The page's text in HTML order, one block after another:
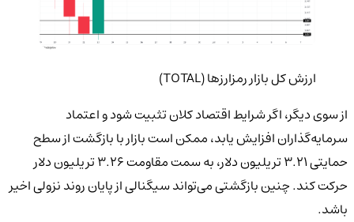
ارزش کل بازار رمزارزها (TOTAL)
از سوی دیگر، اگر شرایط اقتصاد کلان تثبیت شود و اعتماد
سرمایه‌گذاران افزایش یابد، ممکن است بازار با بازگشت از سطح
حمایتی ۳.۲۱ تریلیون دلار، به سمت مقاومت ۳.۲۶ تریلیون دلار
حرکت کند. چنین بازگشتی می‌تواند سیگنالی از پایان روند نزولی اخیر
باشد.